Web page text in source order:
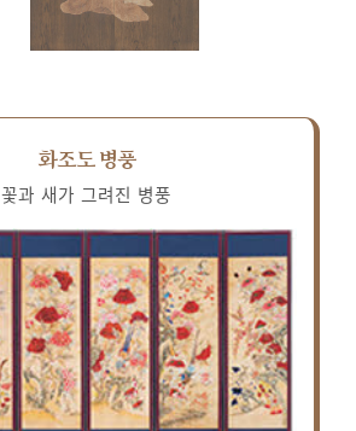
화조도 병풍
꽃과 새가 그려진 병풍